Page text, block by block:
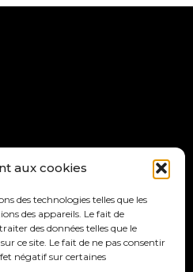
aux cookies
des technologies telles que les
des appareils. Le fait de
des données telles que le
ce site. Le fait de ne pas consentir
négatif sur certaines